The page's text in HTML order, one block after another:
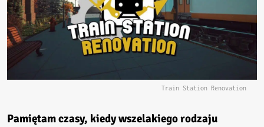
Train Station Renovation
Pamiętam czasy, kiedy wszelakiego rodzaju